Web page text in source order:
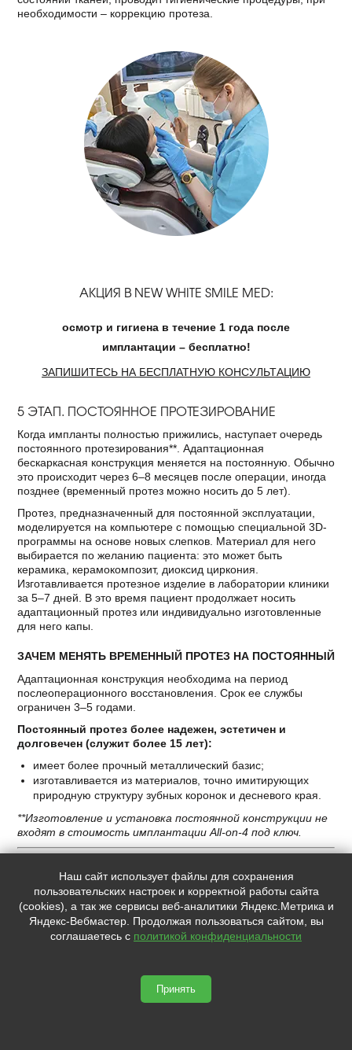
необходимости – коррекцию протеза.
АКЦИЯ В NEW WHITE SMILE MED:
осмотр и гигиена в течение 1 года после
имплантации – бесплатно!
ЗАПИШИТЕСЬ НА БЕСПЛАТНУЮ КОНСУЛЬТАЦИЮ
5 ЭТАП. ПОСТОЯННОЕ ПРОТЕЗИРОВАНИЕ
Когда импланты полностью прижились, наступает очередь
постоянного протезирования**. Адаптационная
бескаркасная конструкция меняется на постоянную. Обычно
это происходит через 6–8 месяцев после операции, иногда
позднее (временный протез можно носить до 5 лет).
Протез, предназначенный для постоянной эксплуатации,
моделируется на компьютере с помощью специальной 3D-
программы на основе новых слепков. Материал для него
выбирается по желанию пациента: это может быть
керамика, керамокомпозит, диоксид циркония.
Изготавливается протезное изделие в лаборатории клиники
за 5–7 дней. В это время пациент продолжает носить
адаптационный протез или индивидуально изготовленные
для него капы.
ЗАЧЕМ МЕНЯТЬ ВРЕМЕННЫЙ ПРОТЕЗ НА ПОСТОЯННЫЙ
Адаптационная конструкция необходима на период
послеоперационного восстановления. Срок ее службы
ограничен 3–5 годами.
Постоянный протез более надежен, эстетичен и
долговечен (служит более 15 лет):
имеет более прочный металлический базис;
изготавливается из материалов, точно имитирующих
природную структуру зубных коронок и десневого края.
**Изготовление и установка постоянной конструкции не
входят в стоимость имплантации All-on-4 под ключ.
Окончательный результат
через полгода
Наш сайт использует файлы для сохранения
пользовательских настроек и корректной работы сайта
(cookies), а так же сервисы веб-аналитики Яндекс.Метрика и
Яндекс-Вебмастер. Продолжая пользоваться сайтом, вы
соглашаетесь с политикой конфиденциальности
Принять